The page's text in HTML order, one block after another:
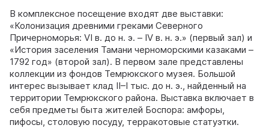
В комплексное посещение входят две выставки:
«Колонизация древними греками Северного
Причерноморья: VI в. до н. э. – IV в. н. э.» (первый зал) и
«История заселения Тамани черноморскими казаками –
1792 год» (второй зал). В первом зале представлены
коллекции из фондов Темрюкского музея. Большой
интерес вызывает клад II–I тыс. до н. э., найденный на
территории Темрюкского района. Выставка включает в
себя предметы быта жителей Боспора: амфоры,
пифосы, столовую посуду, терракотовые статуэтки.